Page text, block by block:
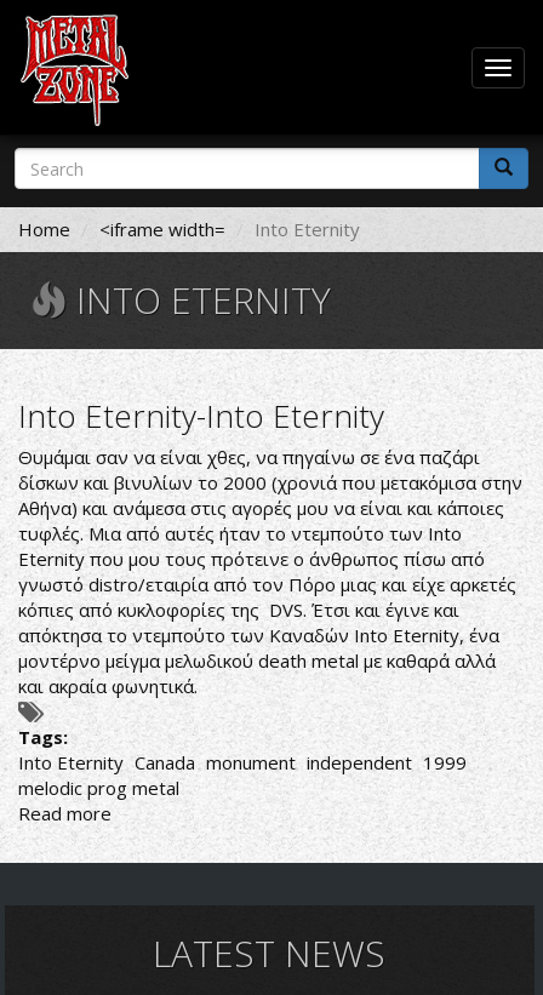
Skip
main
content
Search
form
Search
Home <iframe width= Into Eternity
INTO ETERNITY
Into Eternity-Into Eternity
Θυμάμαι σαν να είναι χθες, να πηγαίνω σε ένα παζάρι
δίσκων και βινυλίων το 2000 (χρονιά που μετακόμισα στην
Αθήνα) και ανάμεσα στις αγορές μου να είναι και κάποιες
τυφλές. Μια από αυτές ήταν το ντεμπούτο των Into
Eternity που μου τους πρότεινε ο άνθρωπος πίσω από
γνωστό distro/εταιρία από τον Πόρο μιας και είχε αρκετές
κόπιες από κυκλοφορίες της DVS. Έτσι και έγινε και
απόκτησα το ντεμπούτο των Καναδών Into Eternity, ένα
μοντέρνο μείγμα μελωδικού death metal με καθαρά αλλά
και ακραία φωνητικά.
Tags:
Into Eternity Canada monument independent 1999
melodic prog metal
Read more about
Into
Eternity-
LATEST NEWS